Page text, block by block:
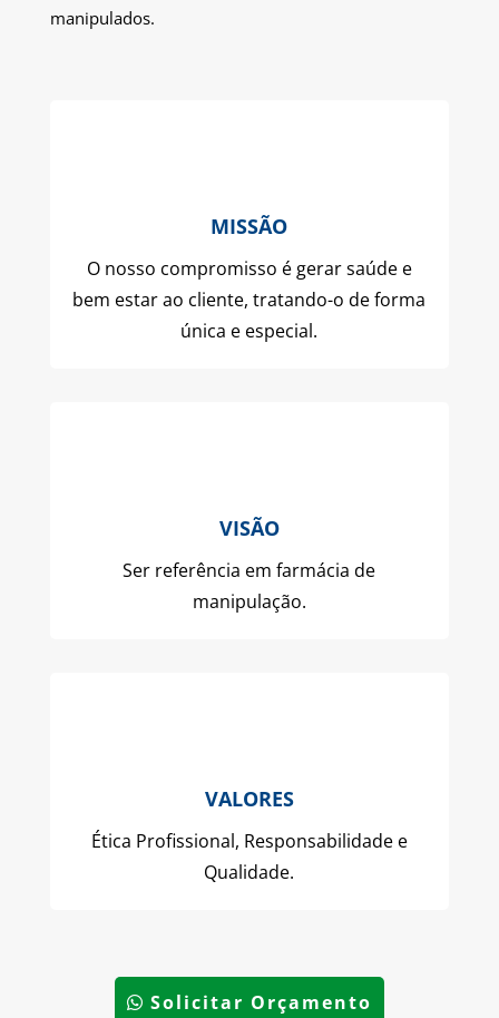
manipulados.
MISSÃO
O nosso compromisso é gerar saúde e
bem estar ao cliente, tratando-o de forma
única e especial.
VISÃO
Ser referência em farmácia de
manipulação.
VALORES
Ética Profissional, Responsabilidade e
Qualidade.
Solicitar Orçamento